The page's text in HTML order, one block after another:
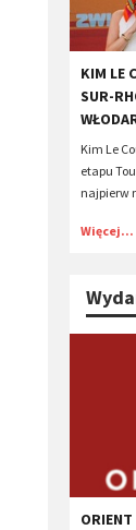
​KIM LE
SUR-
Kim Le
etapu
najpierw
Więcej...